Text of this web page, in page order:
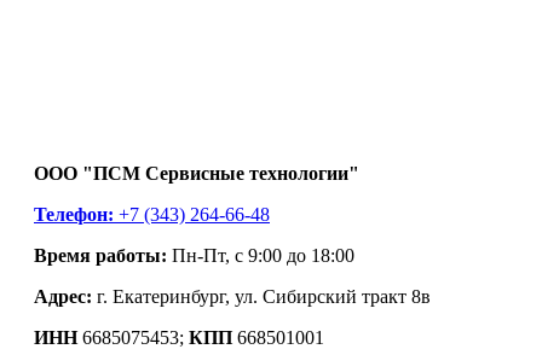
ООО "ПСМ Сервисные технологии"
Телефон: +7 (343) 264-66-48
Время работы: Пн-Пт, с 9:00 до 18:00
Адрес: г. Екатеринбург, ул. Сибирский тракт 8в
ИНН6685075453; КПП 668501001